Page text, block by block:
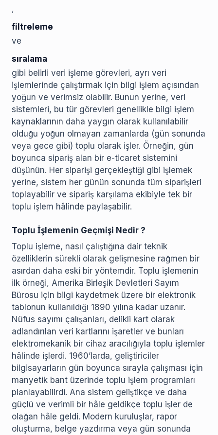
,
filtreleme
ve
sıralama
gibi belirli veri işleme görevleri, ayrı veri
işlemlerinde çalıştırmak için bilgi işlem açısından
yoğun ve verimsiz olabilir. Bunun yerine, veri
sistemleri, bu tür görevleri genellikle bilgi işlem
kaynaklarının daha yaygın olarak kullanılabilir
olduğu yoğun olmayan zamanlarda (gün sonunda
veya gece gibi) toplu olarak işler. Örneğin, gün
boyunca sipariş alan bir e-ticaret sistemini
düşünün. Her siparişi gerçekleştiği gibi işlemek
yerine, sistem her günün sonunda tüm siparişleri
toplayabilir ve sipariş karşılama ekibiyle tek bir
toplu işlem hâlinde paylaşabilir.
Toplu İşlemenin Geçmişi Nedir ?
Toplu işleme, nasıl çalıştığına dair teknik
özelliklerin sürekli olarak gelişmesine rağmen bir
asırdan daha eski bir yöntemdir. Toplu işlemenin
ilk örneği, Amerika Birleşik Devletleri Sayım
Bürosu için bilgi kaydetmek üzere bir elektronik
tablonun kullanıldığı 1890 yılına kadar uzanır.
Nüfus sayımı çalışanları, delikli kart olarak
adlandırılan veri kartlarını işaretler ve bunları
elektromekanik bir cihaz aracılığıyla toplu işlemler
hâlinde işlerdi. 1960’larda, geliştiriciler
bilgisayarların gün boyunca sırayla çalışması için
manyetik bant üzerinde toplu işlem programları
planlayabilirdi. Ana sistem geliştikçe ve daha
güçlü ve verimli bir hâle geldikçe toplu işler de
olağan hâle geldi. Modern kuruluşlar, rapor
oluşturma, belge yazdırma veya gün sonunda